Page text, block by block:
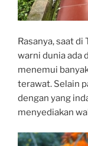
Rasanya, saat
warni dunia ada
menemui
terawat. Selain
dengan yang
menyediakan